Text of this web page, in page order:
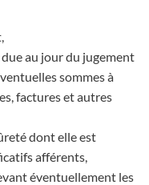
au jour du jugement
sommes à
factures et autres
dont elle est
afférents,
éventuellement les